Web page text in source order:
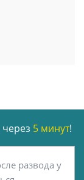
5 минут!